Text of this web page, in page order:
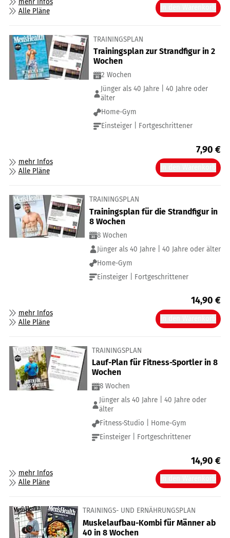
Alle Pläne
TRAININGSPLAN
Trainingsplan zur Strandfigur in 2
Wochen
2 Wochen
Jünger als 40 Jahre | 40 Jahre oder
älter
Home-Gym
Einsteiger | Fortgeschrittener
mehr Infos
Alle Pläne
7,90 €
TRAININGSPLAN
Trainingsplan für die Strandfigur in
8 Wochen
8 Wochen
Jünger als 40 Jahre | 40 Jahre oder älter
Home-Gym
Einsteiger | Fortgeschrittener
mehr Infos
Alle Pläne
14,90 €
TRAININGSPLAN
Lauf-Plan für Fitness-Sportler in 8
Wochen
8 Wochen
Jünger als 40 Jahre | 40 Jahre oder
älter
Fitness-Studio | Home-Gym
Einsteiger | Fortgeschrittener
mehr Infos
Alle Pläne
14,90 €
TRAININGS- UND ERNÄHRUNGSPLAN
Muskelaufbau-Kombi für Männer ab
40 in 8 Wochen